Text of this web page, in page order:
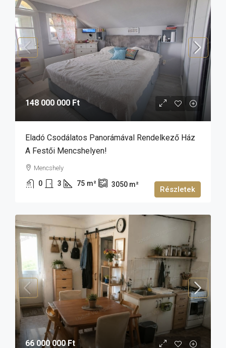
148 000 000 Ft
Eladó Csodálatos Panorámával Rendelkező Ház
A Festői Mencshelyen!
Mencshely
0 3 75 m² 3050 m²
Részletek
66 000 000 Ft